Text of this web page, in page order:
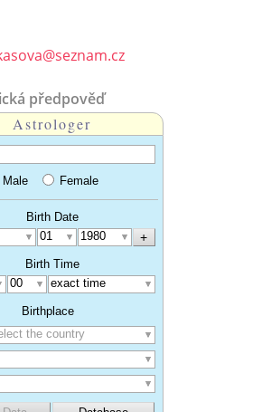
předpověď